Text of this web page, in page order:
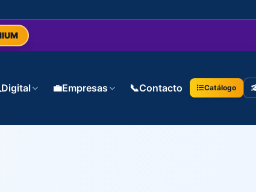
Digital 💼Empresas 📞Contacto Catálogo